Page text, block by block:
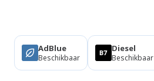
AdBlue
Beschikbaar
Diesel
Beschikbaar